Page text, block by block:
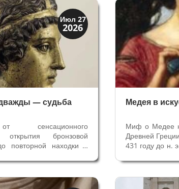
Июл 27
2026
— судьба
сенсационного
открытия бронзовой
повторной находки в
пахали поле,
Аловизи Ди Пьадена,
Кальватоне (1 133
Мифы и
Медея в
Миф о Медее
Древней
431 году до н.
самым
волшебницы
многие